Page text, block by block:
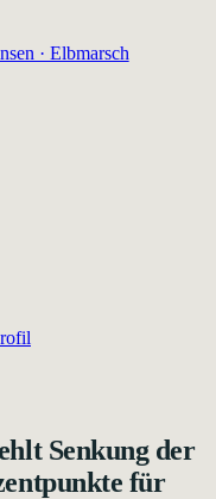
· Elbmarsch
Senkung der
für